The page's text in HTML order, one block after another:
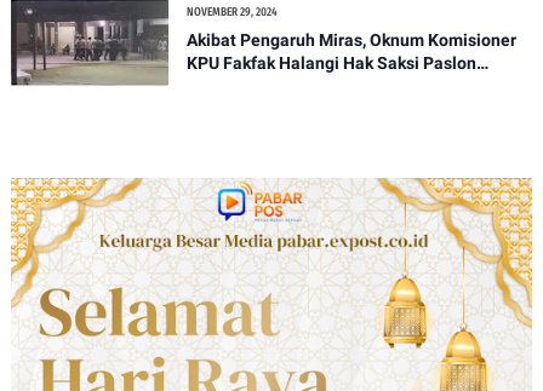
NOVEMBER 29, 2024
Akibat Pengaruh Miras, Oknum Komisioner
KPU Fakfak Halangi Hak Saksi Paslon